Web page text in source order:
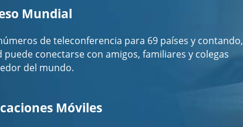
Mundial
de teleconferencia para 69 países y contando,
puede conectarse con amigos, familiares y colegas
del mundo.
Móviles